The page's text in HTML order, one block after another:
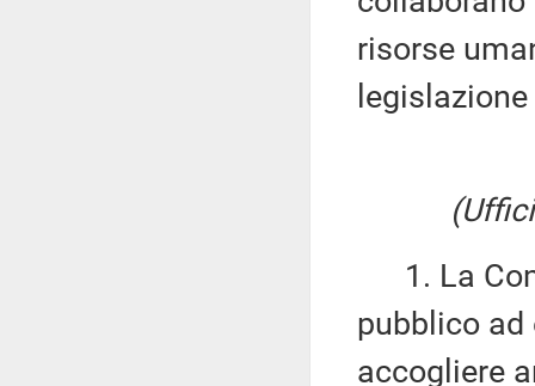
risorse
1. La
pubblico
accogliere